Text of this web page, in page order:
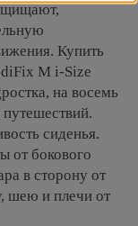
Купить
M i-Size
на восемь
сиденья.
от бокового
в сторону от
шею и плечи от